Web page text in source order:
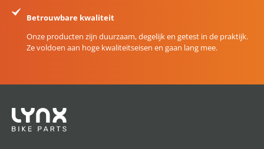
Betrouwbare kwaliteit
Onze producten zijn duurzaam, degelijk en getest in de praktijk.
Ze voldoen aan hoge kwaliteitseisen en gaan lang mee.